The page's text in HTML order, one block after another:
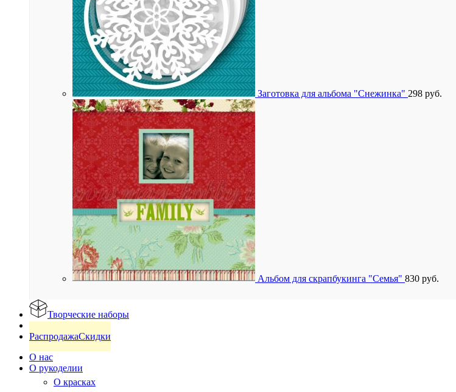
Заготовка для альбома "Снежинка" 298 руб.
Альбом для скрапбукинга "Семья" 830 руб.
Творческие наборы
РаспродажаСкидки
О нас
О рукоделии
О красках